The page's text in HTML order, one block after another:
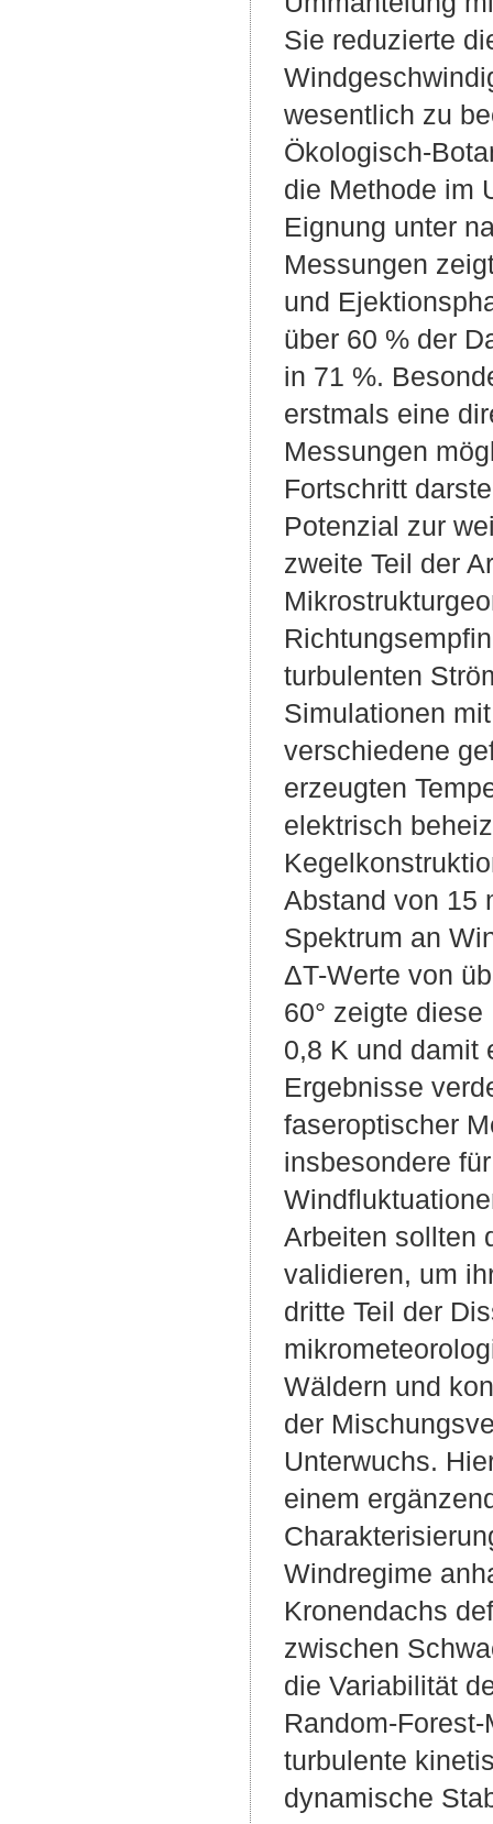
Sie reduzierte
wesentlich zu
Ökologisch-
die Methode im
Eignung unter
Messungen
und
über 60 % der
in 71 %.
erstmals eine
Messungen
Fortschritt
Potenzial zur
zweite Teil der
turbulenten
Simulationen
verschiedene
erzeugten
elektrisch
Abstand von 15
Spektrum an
ΔT-Werte von
60° zeigte
0,8 K und damit
Ergebnisse
faseroptischer
insbesondere
Arbeiten sollten
validieren, um
dritte Teil der
Wäldern und
der
Unterwuchs.
einem
Windregime
Kronendachs
zwischen
die Variabilität
Random-
turbulente
dynamische